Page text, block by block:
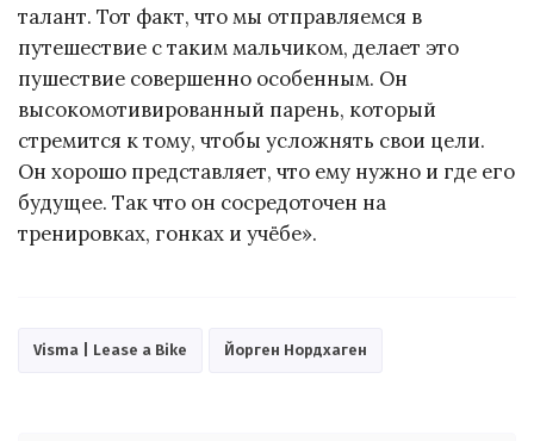
талант. Тот факт, что мы отправляемся в
путешествие с таким мальчиком, делает это
пушествие совершенно особенным. Он
высокомотивированный парень, который
стремится к тому, чтобы усложнять свои цели.
Он хорошо представляет, что ему нужно и где его
будущее. Так что он сосредоточен на
тренировках, гонках и учёбе».
Visma | Lease a Bike Йорген Нордхаген